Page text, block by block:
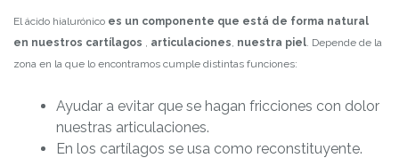
El ácido hialurónico es un componente que está de forma natural
en nuestros cartílagos articulaciones nuestra piel . Depende de la
zona en la que lo encontramos cumple distintas funciones:
Ayudar a evitar que se hagan fricciones con dolor
nuestras articulaciones.
En los cartílagos se usa como reconstituyente.